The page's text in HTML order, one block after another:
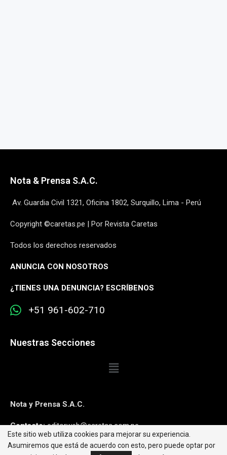
Nota & Prensa S.A.C.
Av. Guardia Civil 1321, Oficina 1802, Surquillo, Lima - Perú
Copyright ©caretas.pe | Por Revista Caretas
Todos los derechos reservados
ANUNCIA CON NOSOTROS
¿TIENES UNA DENUNCIA? ESCRÍBENOS
+51 961-602-710
Nuestras Secciones
Nota y Prensa S.A.C.
Contacto:editorweb@caretas.com.pe
Síguenos:
Este sitio web utiliza cookies para mejorar su experiencia.
Asumiremos que está de acuerdo con esto, pero puede optar por